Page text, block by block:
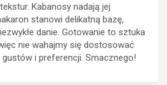
Kabanosy nadają jej
stanowi delikatną bazę,
danie. Gotowanie to sztuka
nie wahajmy się dostosować
gustów i preferencji. Smacznego!